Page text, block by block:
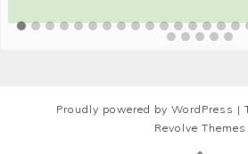
Proudly powered by WordPress |
Revolve Themes